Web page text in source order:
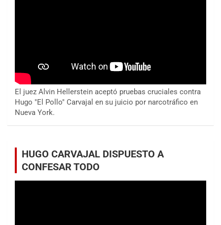
El juez Alvin Hellerstein aceptó pruebas cruciales contra
Hugo "El Pollo" Carvajal en su juicio por narcotráfico en
Nueva York.
HUGO CARVAJAL DISPUESTO A
CONFESAR TODO